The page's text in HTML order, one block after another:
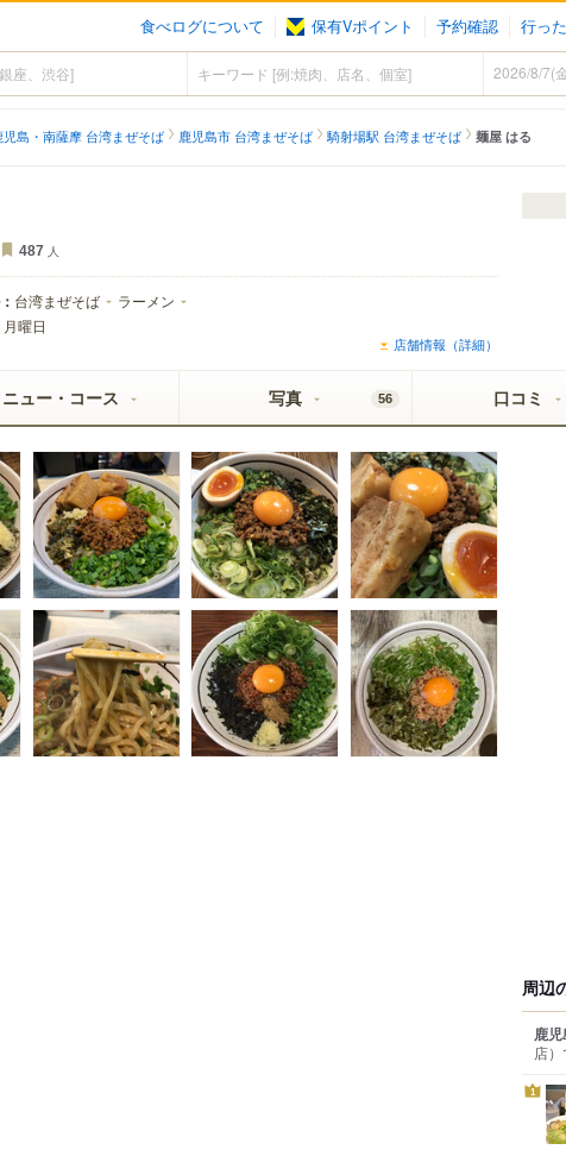
食べログについて 保有Vポイント 予約確認 行っ
児島・南薩摩 台湾まぜそば 鹿児島市 台湾まぜそば 騎射場駅 台湾まぜそば 麺屋 はる
487 人
台湾まぜそば ラーメン
月曜日
店舗情報（詳細）
ュー・コース 写真 56 口コミ
周辺
鹿
店）
1